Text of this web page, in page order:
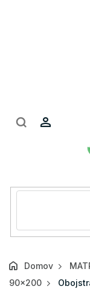
Domov
90x200